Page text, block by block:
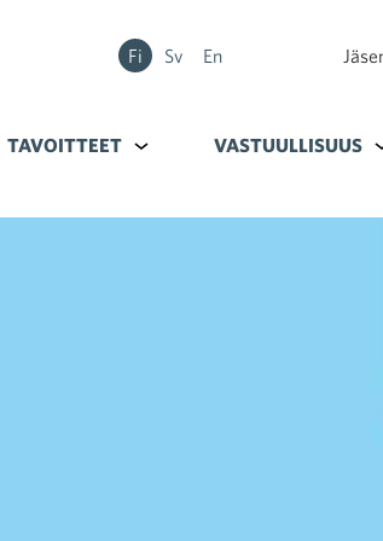
Fi Sv En
TAVOITTEET Alavalikko kohteelle
VASTUULLISUUS